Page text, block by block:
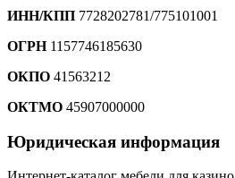
ИНН/КПП 7728202781/775101001
ОГРН1157746185630
ОКПО 41563212
ОКТМО 45907000000
Юридическая информация